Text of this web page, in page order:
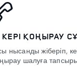
КЕРІ ҚОҢЫРАУ
нысанды жіберіп,
шалуға